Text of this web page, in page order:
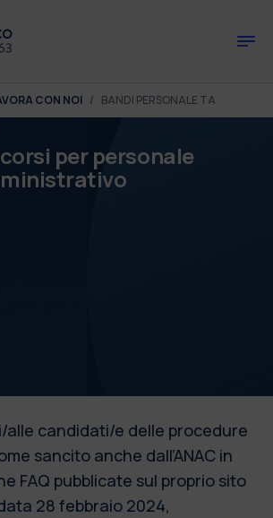
CON NOI BANDI PERSONALE TA
per personale
alle candidati/e delle procedure
sancito anche dall’ANAC in
FAQ pubblicate sul proprio sito
28 febbraio 2024,